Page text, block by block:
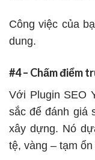
Công việc của
dung.
#4 – Chấm điểm
Với Plugin SEO
sắc để đánh giá
xây dựng. Nó
tệ, vàng – tạm